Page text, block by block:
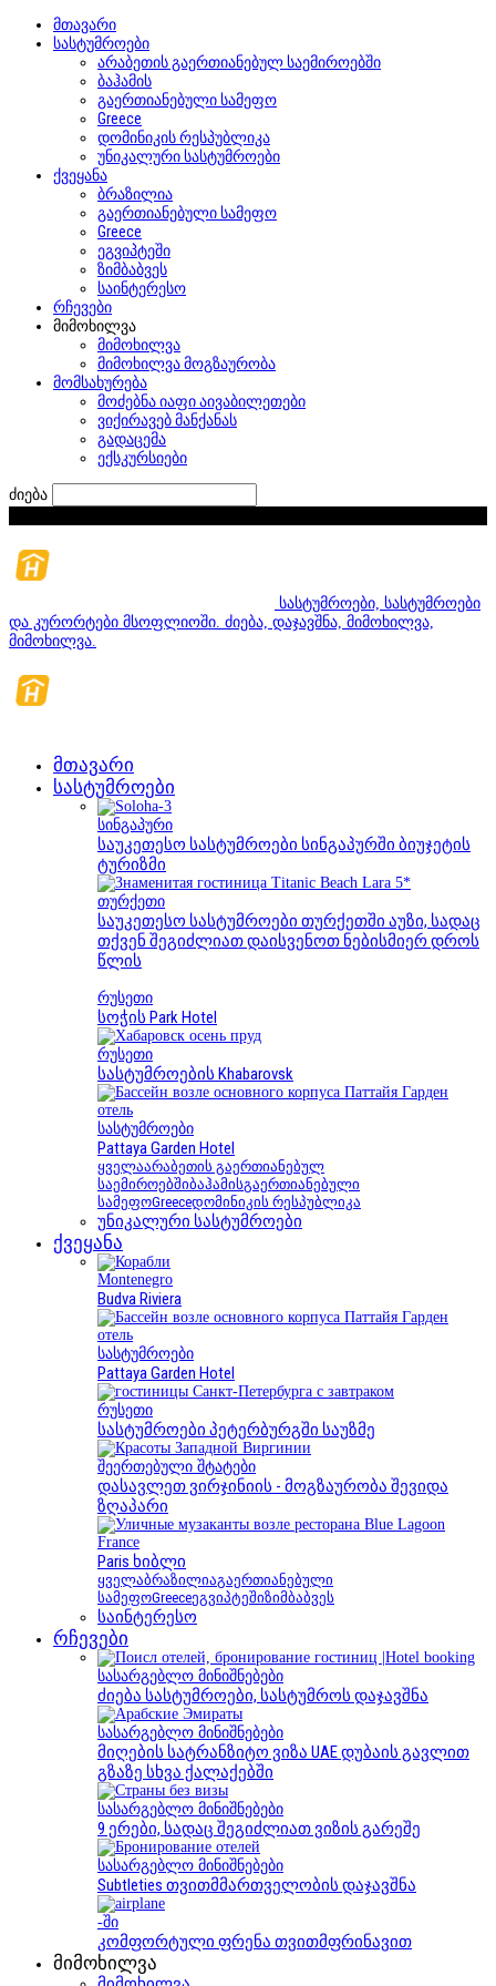
მთავარი
სასტუმროები
არაბეთის გაერთიანებულ საემიროებში
ბაჰამის
გაერთიანებული სამეფო
Greece
დომინიკის რესპუბლიკა
უნიკალური სასტუმროები
ქვეყანა
ბრაზილია
გაერთიანებული სამეფო
Greece
ეგვიპტეში
ზიმბაბვეს
საინტერესო
რჩევები
მიმოხილვა
მიმოხილვა
მიმოხილვა მოგზაურობა
მომსახურება
მოძებნა იაფი აივაბილეთები
ვიქირავებ მანქანას
გადაცემა
ექსკურსიები
ძიება
სასტუმროები, სასტუმროები
და კურორტები მსოფლიოში. ძიება, დაჯავშნა, მიმოხილვა,
მიმოხილვა.
მთავარი
სასტუმროები
სინგაპური
საუკეთესო სასტუმროები სინგაპურში ბიუჯეტის
ტურიზმი
თურქეთი
საუკეთესო სასტუმროები თურქეთში აუზი, სადაც
თქვენ შეგიძლიათ დაისვენოთ ნებისმიერ დროს
წლის
რუსეთი
სოჭის Park Hotel
რუსეთი
სასტუმროების Khabarovsk
სასტუმროები
Pattaya Garden Hotel
ყველაარაბეთის გაერთიანებულ
საემიროებშიბაჰამისგაერთიანებული
სამეფოGreeceდომინიკის რესპუბლიკა
უნიკალური სასტუმროები
ქვეყანა
Montenegro
Budva Riviera
სასტუმროები
Pattaya Garden Hotel
რუსეთი
სასტუმროები პეტერბურგში საუზმე
შეერთებული შტატები
დასავლეთ ვირჯინიის - მოგზაურობა შევიდა
ზღაპარი
France
Paris ხიბლი
ყველაბრაზილიაგაერთიანებული
სამეფოGreeceეგვიპტეშიზიმბაბვეს
საინტერესო
რჩევები
სასარგებლო მინიშნებები
ძიება სასტუმროები, სასტუმროს დაჯავშნა
სასარგებლო მინიშნებები
მიღების სატრანზიტო ვიზა UAE დუბაის გავლით
გზაზე სხვა ქალაქებში
სასარგებლო მინიშნებები
9 ერები, სადაც შეგიძლიათ ვიზის გარეშე
სასარგებლო მინიშნებები
Subtleties თვითმმართველობის დაჯავშნა
-ში
კომფორტული ფრენა თვითმფრინავით
მიმოხილვა